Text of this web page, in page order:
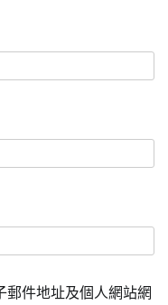
郵件地址及個人網站網